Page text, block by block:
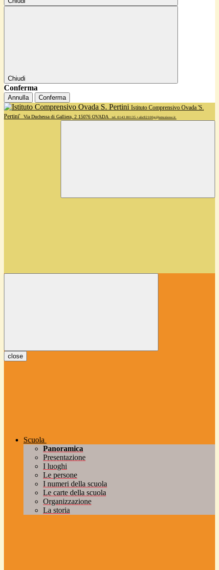
Chiudi
Conferma
Annulla Conferma
Istituto Comprensivo Ovada 'S.
Pertini'
Via Duchessa di Galliera, 2 15076 OVADA tel. 0143 80135 • alic82100g@istruzione.it
close
Scuola
Panoramica
Presentazione
I luoghi
Le persone
I numeri della scuola
Le carte della scuola
Organizzazione
La storia